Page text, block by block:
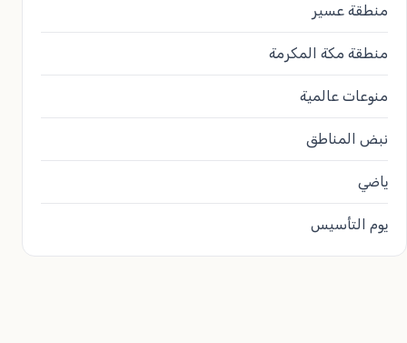
منطقة عسير
منطقة مكة المكرمة
منوعات عالمية
نبض المناطق
ياضي
يوم التأسيس